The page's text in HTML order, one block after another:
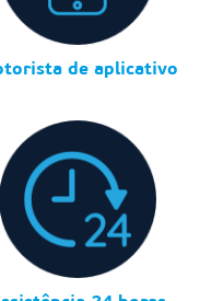
de aplicativo